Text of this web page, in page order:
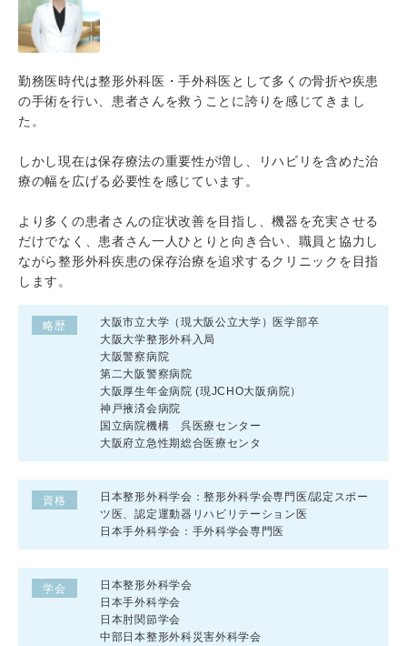
勤務医時代は整形外科医・手外科医として多くの骨折や疾患
の手術を行い、患者さんを救うことに誇りを感じてきまし
た。
しかし現在は保存療法の重要性が増し、リハビリを含めた治
療の幅を広げる必要性を感じています。
より多くの患者さんの症状改善を目指し、機器を充実させる
だけでなく、患者さん一人ひとりと向き合い、職員と協力し
ながら整形外科疾患の保存治療を追求するクリニックを目指
します。
略歴
大阪市立大学（現大阪公立大学）医学部卒
大阪大学整形外科入局
大阪警察病院
第二大阪警察病院
大阪厚生年金病院 (現JCHO大阪病院）
神戸掖済会病院
国立病院機構 呉医療センター
大阪府立急性期総合医療センタ
資格
日本整形外科学会：整形外科学会専門医/認定スポー
ツ医、認定運動器リハビリテーション医
日本手外科学会：手外科学会専門医
学会
日本整形外科学会
日本手外科学会
日本肘関節学会
中部日本整形外科災害外科学会